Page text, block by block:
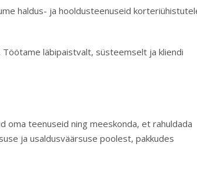
haldus- ja hooldusteenuseid
läbipaistvalt, süsteemselt ja kliendi
oma teenuseid ning meeskonda, et rahuldada
ja usaldusväärsuse poolest, pakkudes